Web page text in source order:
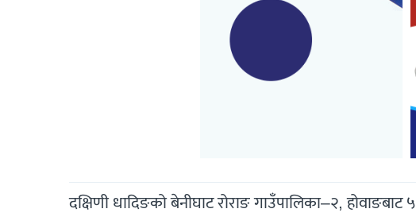
दक्षिणी धादिङको बेनीघाट रोराङ गाउँपालिका–२,